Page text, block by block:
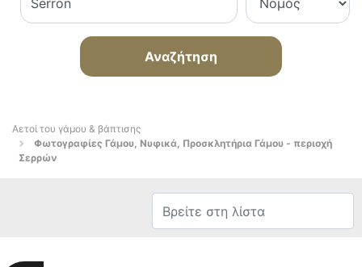
Αναζήτηση
Αετοί του γάμου & βάπτισης
Φωτογραφίες Γάμου, Νυφικά, Προσκλητήρια Γάμου - περιοχή
Σερρών